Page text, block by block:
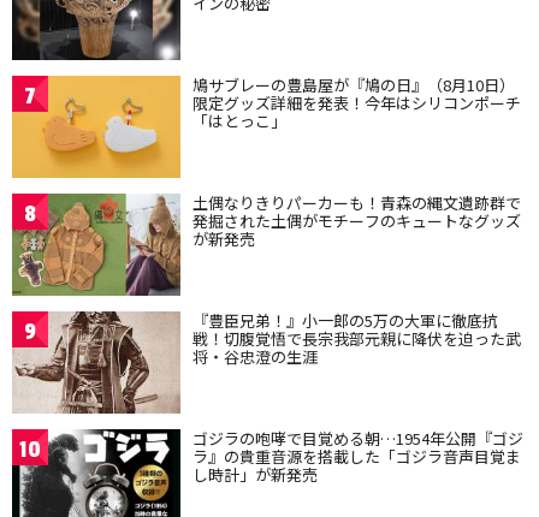
7 鳩サブレーの豊島屋が『鳩の日』（8月10日）
限定グッズ詳細を発表！今年はシリコンポーチ
「はとっこ」
8 土偶なりきりパーカーも！青森の縄文遺跡群で
発掘された土偶がモチーフのキュートなグッズ
が新発売
9 『豊臣兄弟！』小一郎の5万の大軍に徹底抗
戦！切腹覚悟で長宗我部元親に降伏を迫った武
将・谷忠澄の生涯
10 ゴジラの咆哮で目覚める朝…1954年公開『ゴジ
ラ』の貴重音源を搭載した「ゴジラ音声目覚ま
し時計」が新発売